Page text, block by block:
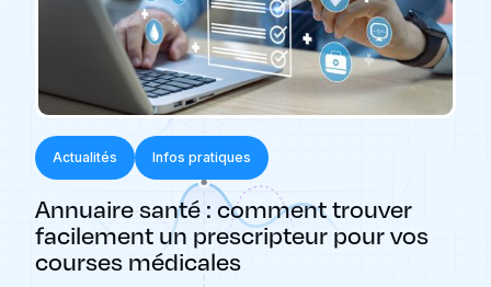
Actualités Infos pratiques
Annuaire santé : comment trouver
facilement un prescripteur pour vos
courses médicales